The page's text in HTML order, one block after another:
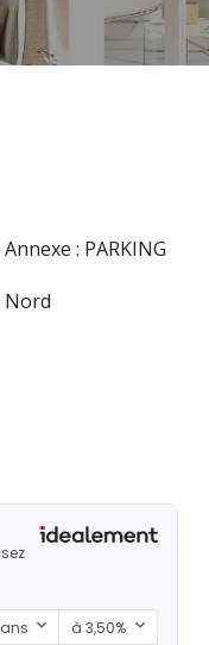
Annexe : PARKING
Nord